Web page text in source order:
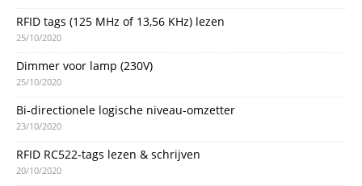
RFID tags (125 MHz of 13,56 KHz) lezen
25/10/2020
Dimmer voor lamp (230V)
25/10/2020
Bi-directionele logische niveau-omzetter
23/10/2020
RFID RC522-tags lezen & schrijven
20/10/2020